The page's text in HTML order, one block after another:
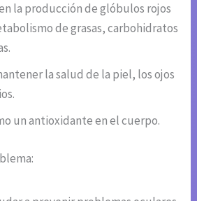
la producción de glóbulos rojos
de grasas, carbohidratos
la salud de la piel, los ojos
un antioxidante en el cuerpo.